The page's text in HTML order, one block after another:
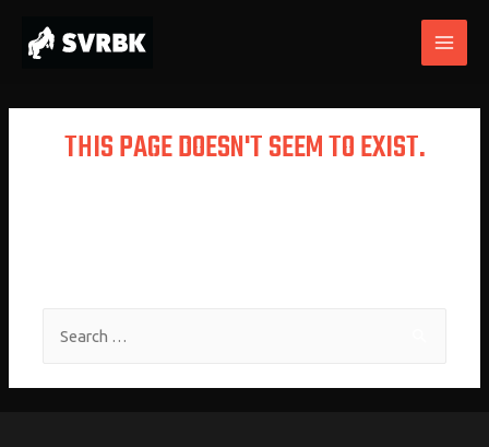
THIS PAGE DOESN'T SEEM TO EXIST.